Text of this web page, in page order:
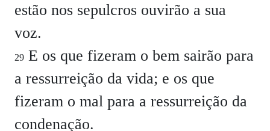
estão nos sepulcros ouvirão a sua
voz.
29 E os que fizeram o bem sairão para
a ressurreição da vida; e os que
fizeram o mal para a ressurreição da
condenação.